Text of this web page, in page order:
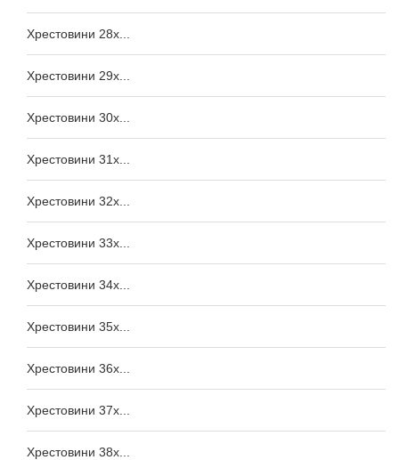
Хрестовини 28x...
Хрестовини 29x...
Хрестовини 30x...
Хрестовини 31x...
Хрестовини 32x...
Хрестовини 33x...
Хрестовини 34x...
Хрестовини 35x...
Хрестовини 36x...
Хрестовини 37x...
Хрестовини 38x...